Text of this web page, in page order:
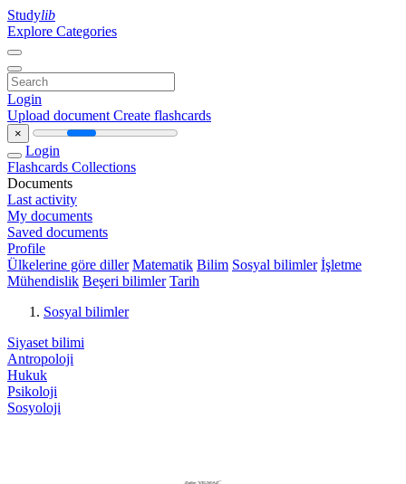
Studylib
Explore Categories
Login
Upload document Create flashcards
×
Login
Flashcards Collections
Documents
Last activity
My documents
Saved documents
Profile
Ülkelerine göre diller Matematik Bilim Sosyal bilimler İşletme
Mühendislik Beşeri bilimler Tarih
Sosyal bilimler
Siyaset bilimi
Antropoloji
Hukuk
Psikoloji
Sosyoloji